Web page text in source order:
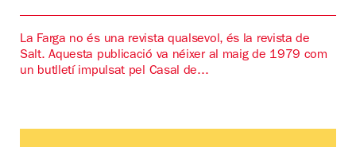
La Farga no és una revista qualsevol, és la revista de
Salt. Aquesta publicació va néixer al maig de 1979 com
un butlletí impulsat pel Casal de...